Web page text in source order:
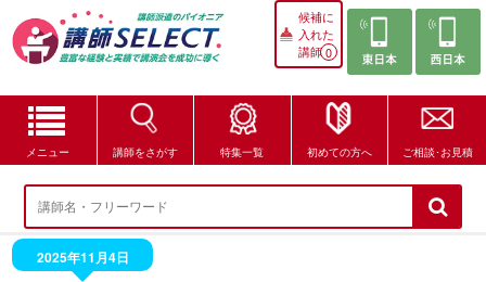
候補に
入れた
講師0
メニュー 講師をさがす 特集一覧 初めての方へ ご相談･お見積
講師をさがす
特集一覧
2025年11月4日